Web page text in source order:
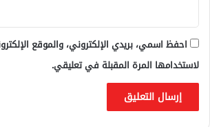
احفظ اسمي، بريدي الإلكتروني، والموقع
لاستخدامها المرة المقبلة في تعليقي.